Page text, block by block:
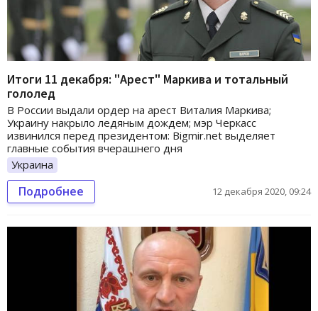
Итоги 11 декабря: "Арест" Маркива и тотальный
гололед
В России выдали ордер на арест Виталия Маркива;
Украину накрыло ледяным дождем; мэр Черкасс
извинился перед президентом: Bigmir.net выделяет
главные события вчерашнего дня
Украина
Подробнее 12 декабря 2020, 09:24